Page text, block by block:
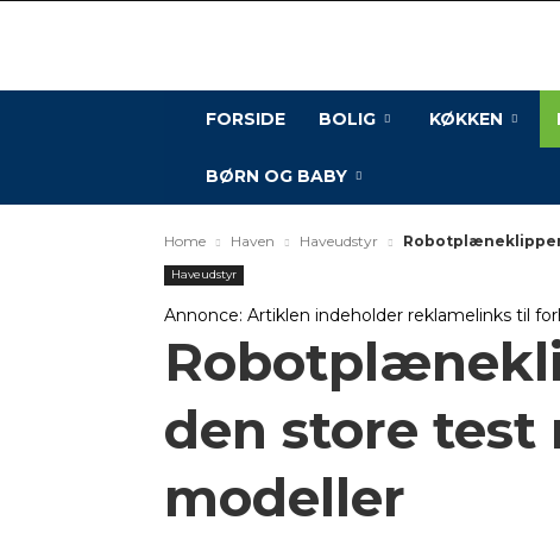
FORSIDE BOLIG KØKKEN
BØRN OG BABY
Home Haven Haveudstyr Robotplæneklipper
Haveudstyr
Annonce: Artiklen indeholder reklamelinks til
den store test
modeller